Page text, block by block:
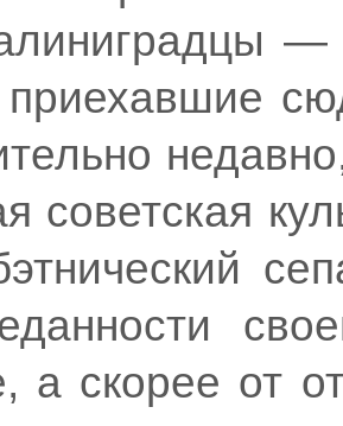
—
советская
а скорее от